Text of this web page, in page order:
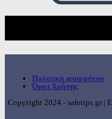
Πολιτική απορρήτου
Όροι Χρήσης
Copyright 2024 - safetips.gr |